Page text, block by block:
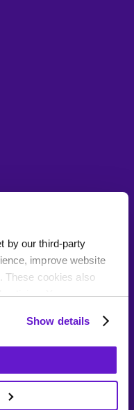
by our third-party
improve website
These cookies also
Your
jurisdictions can opt
affect your site
continuing to browse,
Show details
Corp.,